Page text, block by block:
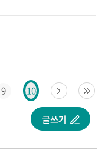
9 10